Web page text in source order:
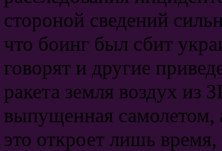
стороной сведений
что боинг был сбит
говорят и другие
ракета земля воздух из
выпущенная самолетом,
это откроет лишь